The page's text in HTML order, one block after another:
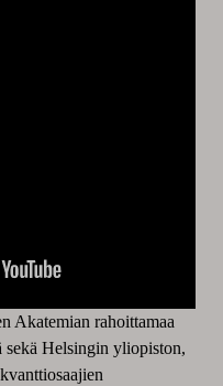
Akatemian rahoittamaa
Helsingin yliopiston,